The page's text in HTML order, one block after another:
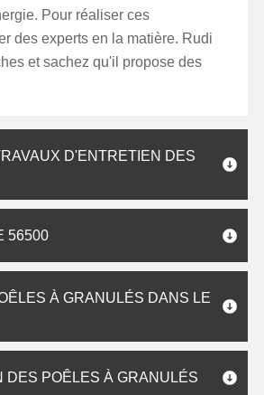
Pour réaliser ces
des experts en la matière. Rudi
et sachez qu'il propose des
D'ENTRETIEN DES
56500
À GRANULÉS DANS LE
DES POÊLES À GRANULÉS